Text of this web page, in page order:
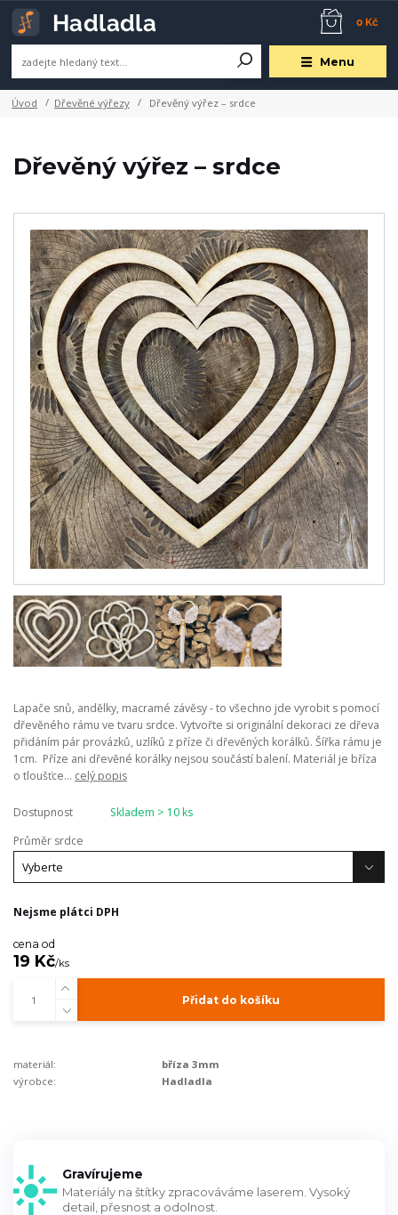
Menu
0 Kč
Úvod Dřevěné výřezy Dřevěný výřez – srdce
Dřevěný výřez – srdce
Lapače snů, andělky, macramé závěsy - to všechno jde vyrobit s pomocí
dřevěného rámu ve tvaru srdce. Vytvořte si originální dekoraci ze dřeva
přidáním pár provázků, uzlíků z příze či dřevěných korálků. Šířka rámu je
1cm. Příze ani dřevěné korálky nejsou součástí balení. Materiál je bříza
o tloušťce... celý popis
Dostupnost
Skladem > 10 ks
Průměr srdce
Nejsme plátci DPH
cena od
19 Kč/ks
Přidat do košíku
materiál:
bříza 3mm
výrobce:
Hadladla
Gravírujeme
Materiály na štítky zpracováváme laserem. Vysoký
detail, přesnost a odolnost.